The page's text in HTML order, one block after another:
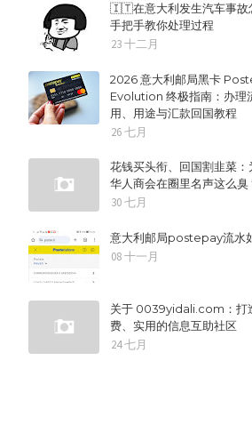
🇮🇹在意大利发生汽车事故
手把手教你处理过程
23 十二月
2026 意大利邮局黑卡
Evolution 终极指南：办理
用、用途与汇款回国教程
26 七月
花钱买头衔、回国割韭菜：
华人商会在圈里名声这么臭
30 七月
意大利邮局postepay流水
08 十一月
关于 0039yidali.com：打
费、实用的信息互助社区
24 七月